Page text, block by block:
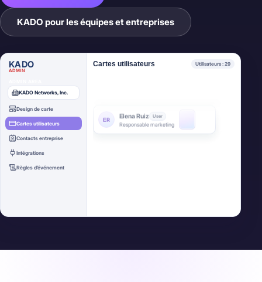
KADO pour les équipes et entreprises
KADO
ADMIN
KADO Networks, Inc.
Design de carte
Cartes utilisateurs
Contacts entreprise
Intégrations
Règles d’événement
Cartes utilisateurs Utilisateurs : 29
SC Sarah Chen
Directrice commerciale